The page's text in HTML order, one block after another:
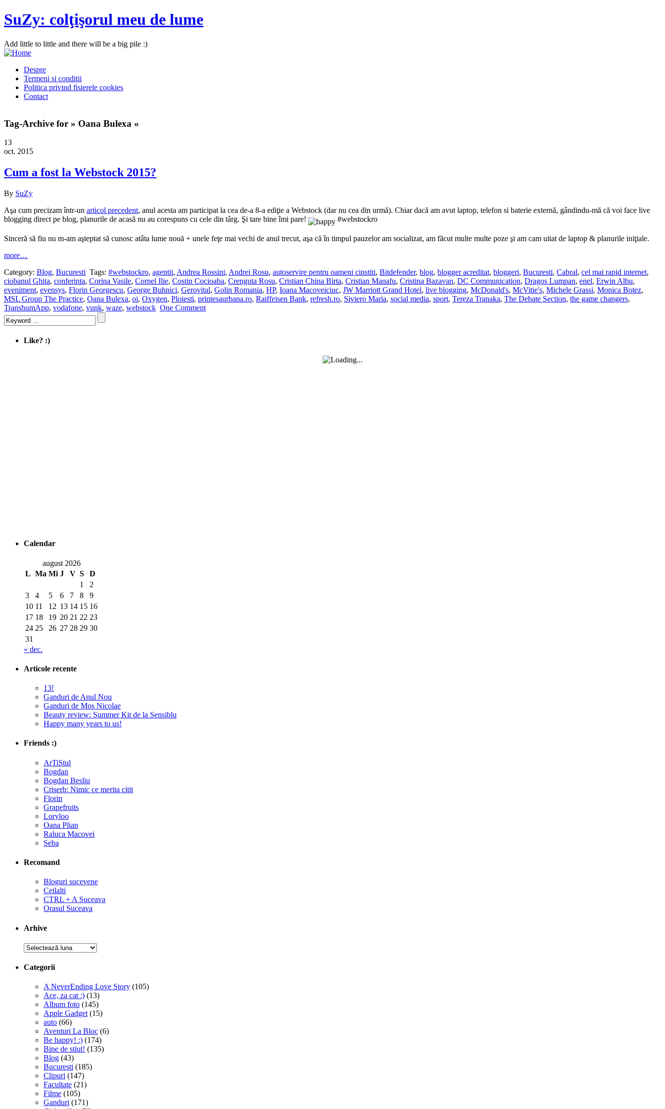
SuZy: colţişorul meu de lume
Add little to little and there will be a big pile :)
Despre
Termeni si conditii
Politica privind fisierele cookies
Contact
Tag-Archive for » Oana Bulexa «
13
oct. 2015
Cum a fost la Webstock 2015?
By SuZy
Aşa cum precizam într-un articol precedent, anul acesta am participat la cea de-a 8-a ediţie a Webstock (dar nu cea din urmă). Chiar dacă am avut laptop, telefon si baterie externă, gândindu-mă că voi face live
blogging direct pe blog, planurile de acasă nu au corespuns cu cele din târg. Şi tare bine îmi pare!
#webstockro
Sinceră să fiu nu m-am aşteptat să cunosc atâta lume nouă + unele feţe mai vechi de anul trecut, aşa că în timpul pauzelor am socializat, am făcut multe multe poze şi am cam uitat de laptop & planurile iniţiale.
more…
Category: Blog, Bucuresti Tags: #webstockro, agentii, Andrea Rossini, Andrei Rosu, autoservire pentru oameni cinstiti, Bitdefender, blog, blogger acreditat, bloggeri, Bucuresti, Cabral, cel mai rapid internet,
ciobanul Ghita, conferinta, Corina Vasile, Cornel Ilie, Costin Cocioaba, Crenguta Rosu, Cristian China Birta, Cristian Manafu, Cristina Bazavan, DC Communication, Dragos Lumpan, enel, Erwin Albu,
eveniment, evensys, Florin Georgescu, George Buhnici, Gerovital, Golin Romania, HP, Ioana Macoveiciuc, JW Marriott Grand Hotel, live blogging, McDonald's, McVitie's, Michele Grassi, Monica Botez,
MSL Group The Practice, Oana Bulexa, oi, Oxygen, Ploiesti, printesaurbana.ro, Raiffeisen Bank, refresh.ro, Siviero Maria, social media, sport, Tereza Tranaka, The Debate Section, the game changers,
TranshumApp, vodafone, vunk, waze, webstock One Comment
Like? :)
Calendar
august 2026
L Ma Mi J V S
D
1
2
3
4 5 6 7 8
9
10 11 12 13 14 15 16
17 18 19 20 21 22 23
24 25 26 27 28 29 30
31
« dec.
Articole recente
13!
Ganduri de Anul Nou
Ganduri de Mos Nicolae
Beauty review: Summer Kit de la Sensiblu
Happy many years to us!
Friends :)
ArTiStul
Bogdan
Bogdan Besliu
Criserb: Nimic ce merita citit
Florin
Grapefruits
Loryloo
Oana Plian
Raluca Macovei
Seba
Recomand
Bloguri sucevene
Ceilalti
CTRL + A Suceava
Orasul Suceava
Arhive
Arhive
Categorii
A NeverEnding Love Story (105)
Ace, za cat :) (13)
Album foto (145)
Apple Gadget (15)
auto (66)
Aventuri La Bloc (6)
Be happy! :) (174)
Bine de stiut! (135)
Blog (43)
Bucuresti (185)
Clipuri (147)
Facultate (21)
Filme (105)
Ganduri (171)